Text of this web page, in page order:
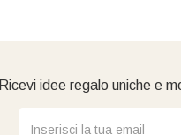
Ricevi idee regalo uniche e